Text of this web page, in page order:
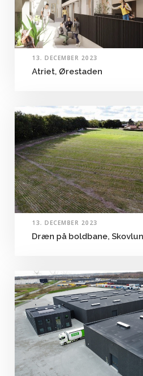
13. DECEMBER 2023
Atriet, Ørestaden
13. DECEMBER 2023
Dræn på boldbane,